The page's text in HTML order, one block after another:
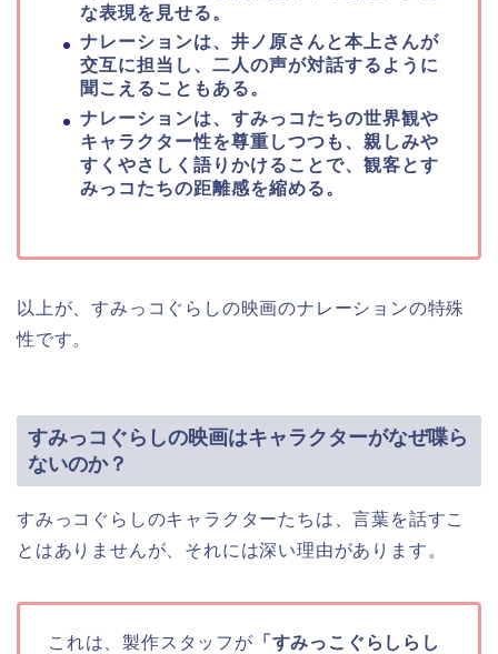
な表現を見せる。
ナレーションは、井ノ原さんと本上さんが
交互に担当し、二人の声が対話するように
聞こえることもある。
ナレーションは、すみっコたちの世界観や
キャラクター性を尊重しつつも、親しみや
すくやさしく語りかけることで、観客とす
みっコたちの距離感を縮める。
以上が、すみっコぐらしの映画のナレーションの特殊
性です。
すみっコぐらしの映画はキャラクターがなぜ喋ら
ないのか？
すみっコぐらしのキャラクターたちは、言葉を話すこ
とはありませんが、それには深い理由があります。
これは、製作スタッフが 「すみっこぐらしらし